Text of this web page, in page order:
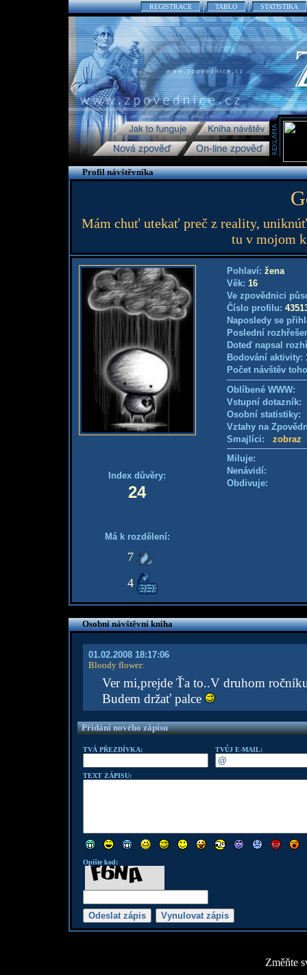
REGISTRACE TABLO STATISTIKA
Profil návštěvníka
Mám chuť utekať preč z reality,
tu v mojom
Index důvěry:
24
Má k rozdělení:
7
4
Pohlaví: žena
Věk: 16
Ve zpovědnici
Číslo profilu:
Naposledy se
Poslední
Doteď napsal
Bodování aktivity:
Počet návštěv
Oblíbené WWW:
Vstupní
Osobní
Vztahy na
Smajlíci: zobraz
Miluje:
Nenávidí:
Obdivuje:
Osobní návštěvní kniha
01.02.2008 18:17:06
Bloody flower:
Ver mi,prejde Ťa to..V druhom
Budem držať palce
Přidání nového zápisu
TVÁ PŘEZDÍVKA: TVŮJ E-MAIL:
TEXT ZÁPISU:
Opište kod:
Změňte